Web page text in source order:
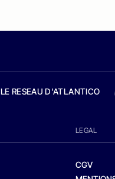
LE RESEAU D'ATLANTICO
LEGAL
CGV